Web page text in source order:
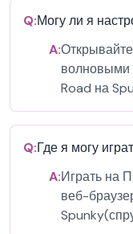
Q:Могу ли я
A:
волновыми
Road на
Q:Где я могу
A:Играть на
веб-